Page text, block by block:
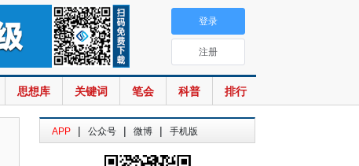
思想库 关键词 笔会 科普 排行
登录
注册
APP | 公众号 | 微博 | 手机版